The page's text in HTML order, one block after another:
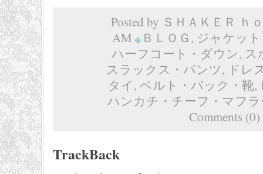
Posted by ＳＨＡＫＥＲ ｈ
AM
ＢＬＯＧ, ジャケッ
ハーフコート・ダウン, ス
スラックス・パンツ, ドレ
タイ , ベルト・バック・靴,
ハンカチ・チーフ・マフラ
Comments (0)
TrackBack